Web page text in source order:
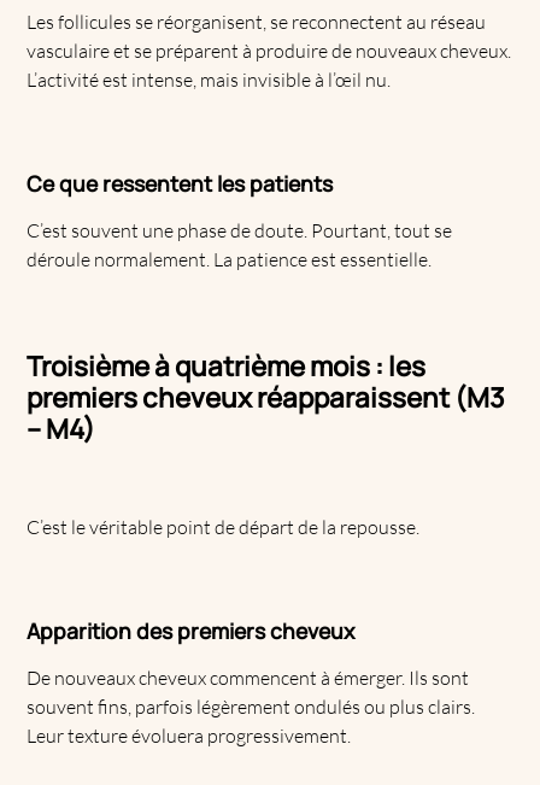
Les follicules se réorganisent, se reconnectent au réseau
vasculaire et se préparent à produire de nouveaux cheveux.
L’activité est intense, mais invisible à l’œil nu.
Ce que ressentent les patients
C’est souvent une phase de doute. Pourtant, tout se
déroule normalement. La patience est essentielle.
Troisième à quatrième mois : les
premiers cheveux réapparaissent (M3
– M4)
C’est le véritable point de départ de la repousse.
Apparition des premiers cheveux
De nouveaux cheveux commencent à émerger. Ils sont
souvent fins, parfois légèrement ondulés ou plus clairs.
Leur texture évoluera progressivement.